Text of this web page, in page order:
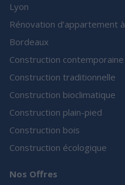
Lyon
Rénovation d’appartement à
Bordeaux
Construction contemporaine
Construction traditionnelle
Construction bioclimatique
Construction plain-pied
Construction bois
Construction écologique
Nos Offres